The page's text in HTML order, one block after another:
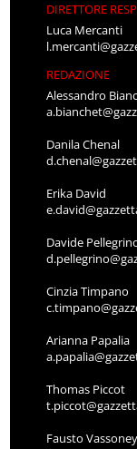
DIRETTORE
Luca Mercanti
REDAZIONE
Alessandro
Danila Chenal
Erika David
Davide
Cinzia Timpano
Arianna Papalia
Thomas Piccot
Fausto Vassoney